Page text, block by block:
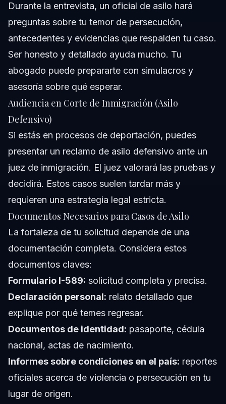
Durante la entrevista, un oficial de asilo hará
preguntas sobre tu temor de persecución,
antecedentes y evidencias que respalden tu caso.
Ser honesto y detallado ayuda mucho. Tu
abogado puede prepararte con simulacros y
asesoría sobre qué esperar.
Audiencia en Corte de Inmigración (Asilo
Defensivo)
Si estás en procesos de deportación, puedes
presentar un reclamo de asilo defensivo ante un
juez de inmigración. El juez valorará las pruebas y
decidirá. Estos casos suelen tardar más y
requieren una estrategia legal estricta.
Documentos Necesarios para Casos de Asilo
La fortaleza de tu solicitud depende de una
documentación completa. Considera estos
documentos claves:
Formulario I-589: solicitud completa y precisa.
Declaración personal: relato detallado que
explique por qué temes regresar.
Documentos de identidad: pasaporte, cédula
nacional, actas de nacimiento.
Informes sobre condiciones en el país: reportes
oficiales acerca de violencia o persecución en tu
lugar de origen.